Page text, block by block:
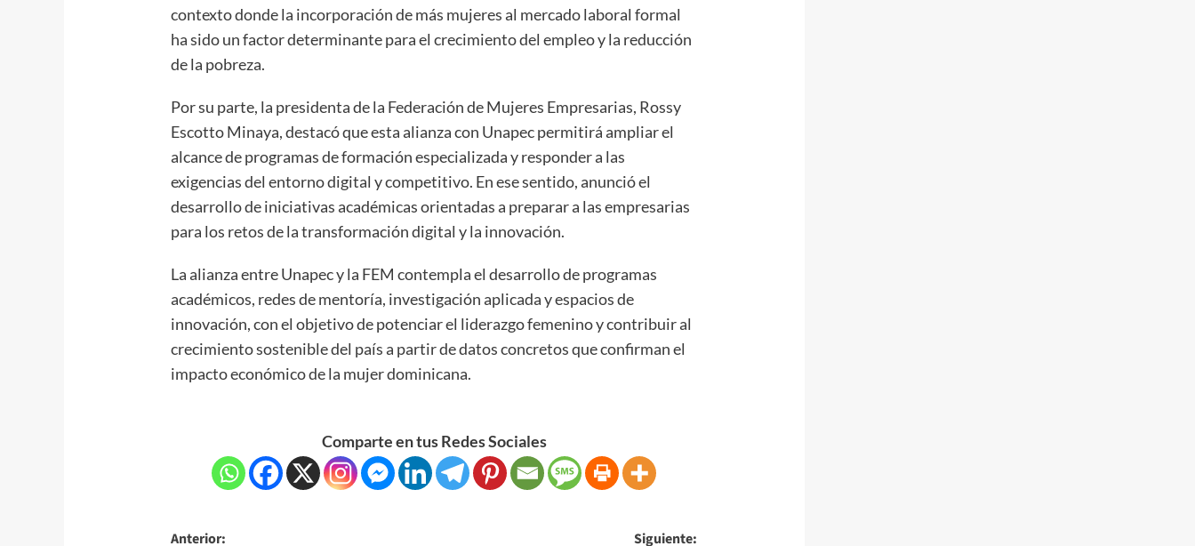
contexto donde la incorporación de más mujeres al mercado laboral formal
ha sido un factor determinante para el crecimiento del empleo y la reducción
de la pobreza.
Por su parte, la presidenta de la Federación de Mujeres Empresarias, Rossy
Escotto Minaya, destacó que esta alianza con Unapec permitirá ampliar el
alcance de programas de formación especializada y responder a las
exigencias del entorno digital y competitivo. En ese sentido, anunció el
desarrollo de iniciativas académicas orientadas a preparar a las empresarias
para los retos de la transformación digital y la innovación.
La alianza entre Unapec y la FEM contempla el desarrollo de programas
académicos, redes de mentoría, investigación aplicada y espacios de
innovación, con el objetivo de potenciar el liderazgo femenino y contribuir al
crecimiento sostenible del país a partir de datos concretos que confirman el
impacto económico de la mujer dominicana.
Comparte en tus Redes Sociales
Anterior: Siguiente: